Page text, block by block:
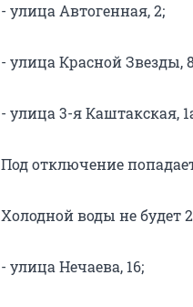
- улица Автогенная, 2;
- улица Красной Звезды, 8,
- улица 3-я Каштакская,
Под отключение
Холодной воды не будет
- улица Нечаева, 16;